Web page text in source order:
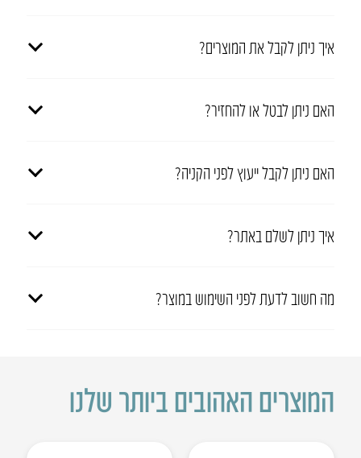
איך ניתן לקבל את המוצרים?
האם ניתן לבטל או להחזיר?
האם ניתן לקבל ייעוץ לפני הקניה?
איך ניתן לשלם באתר?
מה חשוב לדעת לפני השימוש במוצר?
המוצרים האהובים ביותר שלנו